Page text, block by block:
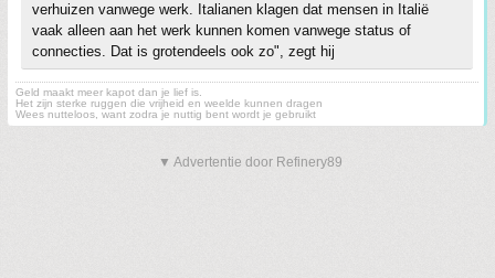
verhuizen vanwege werk. Italianen klagen dat mensen in Italië
vaak alleen aan het werk kunnen komen vanwege status of
connecties. Dat is grotendeels ook zo", zegt hij
Geld maakt meer kapot dan je lief is.
Het zijn sterke ruggen die vrijheid en weelde kunnen dragen
Wees nutteloos, want zodra je nuttig bent wordt je gebruikt
▼ Advertentie door Refinery89